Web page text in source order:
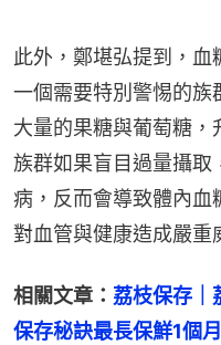
此外，鄭堪弘提到，血
一個需要特別警惕的族
大量的果糖與葡萄糖，
族群如果盲目過量攝取
病，反而會導致體內血
對血管與健康造成嚴重
相關文章： 荔枝保存｜
保存秘訣最長保鮮1個月